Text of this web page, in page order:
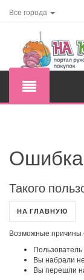
Все города
Ошибка
Такого
НА ГЛАВНУЮ
Возможные причины
Вы набрали
Вы перешли